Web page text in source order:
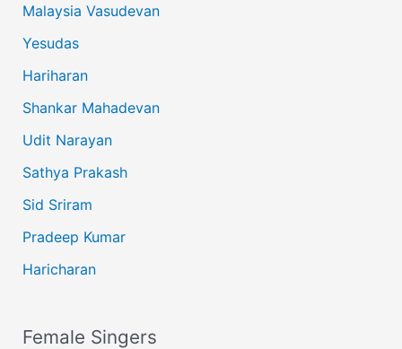
Malaysia Vasudevan
Yesudas
Hariharan
Shankar Mahadevan
Udit Narayan
Sathya Prakash
Sid Sriram
Pradeep Kumar
Haricharan
Female Singers